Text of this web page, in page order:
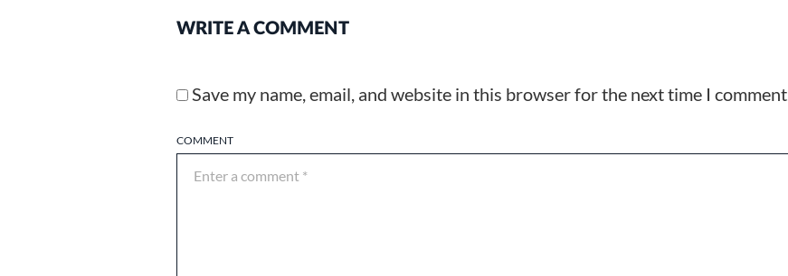
WRITE A COMMENT
COMMENT
Save my name, email, and website in this browser for the next time I comment.